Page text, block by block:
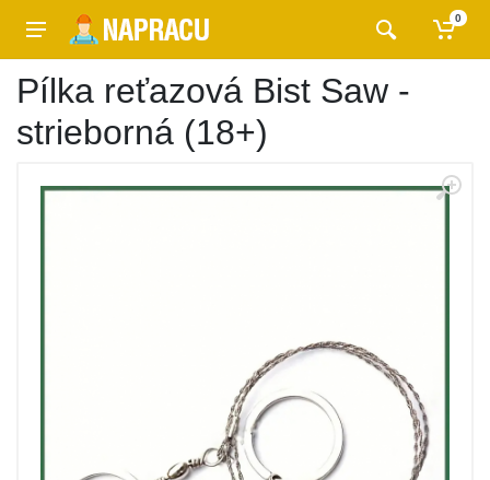
0
Pílka reťazová Bist Saw -
strieborná (18+)